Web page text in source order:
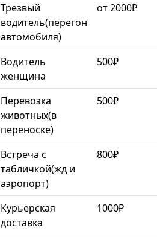
Трезвый
водитель(перегон
автомобиля)
от 2000₽
Водитель
женщина
500₽
Перевозка
животных(в
переноске)
500₽
Встреча с
табличкой(жд и
аэропорт)
800₽
Курьерская
доставка
1000₽